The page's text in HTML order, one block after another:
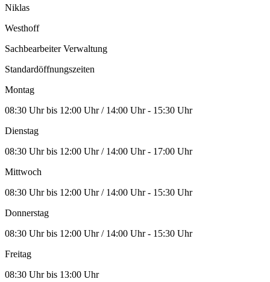
Niklas
Westhoff
Sachbearbeiter Verwaltung
Standardöffnungszeiten
Montag
08:30 Uhr bis 12:00 Uhr / 14:00 Uhr - 15:30 Uhr
Dienstag
08:30 Uhr bis 12:00 Uhr / 14:00 Uhr - 17:00 Uhr
Mittwoch
08:30 Uhr bis 12:00 Uhr / 14:00 Uhr - 15:30 Uhr
Donnerstag
08:30 Uhr bis 12:00 Uhr / 14:00 Uhr - 15:30 Uhr
Freitag
08:30 Uhr bis 13:00 Uhr